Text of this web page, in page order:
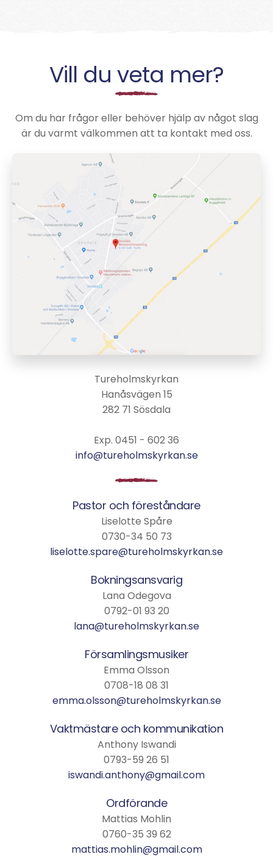
Vill du veta mer?
Om du har frågor eller behöver hjälp av något slag
är du varmt välkommen att ta kontakt med oss.
Tureholmskyrkan
Hanåsvägen 15
282 71 Sösdala
Exp. 0451 - 602 36
info@tureholmskyrkan.se
Pastor och föreståndare
Liselotte Spåre
0730-34 50 73
liselotte.spare@tureholmskyrkan.se
Bokningsansvarig
Lana Odegova
0792-01 93 20
lana@tureholmskyrkan.se
Församlingsmusiker
Emma Olsson
0708-18 08 31
emma.olsson@tureholmskyrkan.se
Vaktmästare och kommunikation
Anthony Iswandi
0793-59 26 51
iswandi.anthony@gmail.com
Ordförande
Mattias Mohlin
0760-35 39 62
mattias.mohlin@gmail.com